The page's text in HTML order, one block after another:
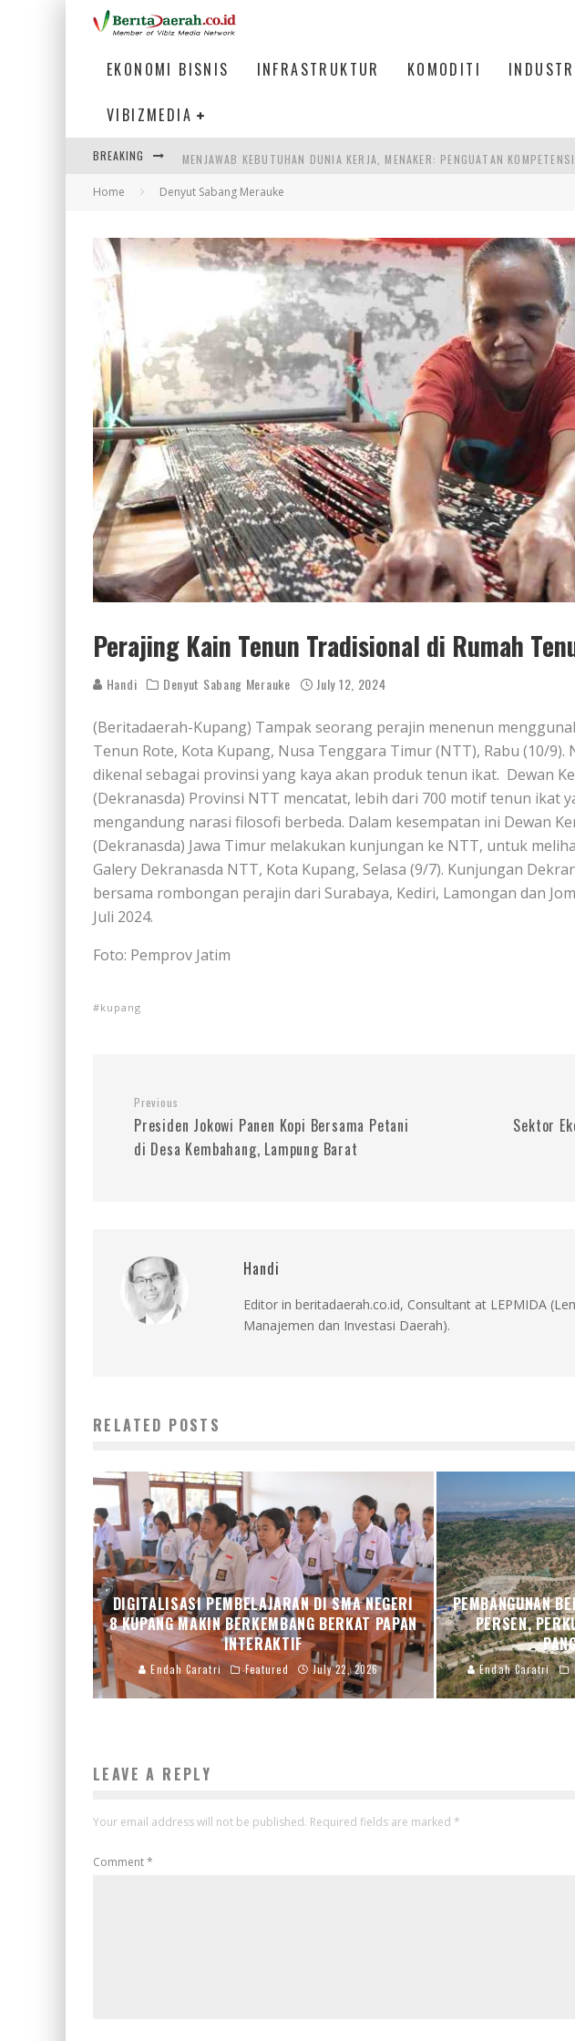
EKONOMI BISNIS INFRASTRUKTUR KOMODITI
VIBIZMEDIA
BREAKING MENJAWAB KEBUTUHAN DUNIA KERJA, MENAKER: PENGUATAN
PENUMPANG MENGAMBIL BAGASI DI BANDARA SULTAN MAHMUD
SUMATERA SEBAGAI MOTOR UTAMA INDUSTRI KEHUTANAN INDONESIA
Home Denyut Sabang Merauke
Perajing Kain Tenun Tradisional di Rumah
Handi Denyut Sabang Merauke July 12, 2024
(Beritadaerah-Kupang) Tampak seorang perajin menenun
Tenun Rote, Kota Kupang, Nusa Tenggara Timur (NTT), Rabu (10/
dikenal sebagai provinsi yang kaya akan produk tenun ikat. Dewan
(Dekranasda) Provinsi NTT mencatat, lebih dari 700 motif tenun ikat
mengandung narasi filosofi berbeda. Dalam kesempatan ini Dewan
(Dekranasda) Jawa Timur melakukan kunjungan ke NTT, untuk
Galery Dekranasda NTT, Kota Kupang, Selasa (9/7). Kunjungan
bersama rombongan perajin dari Surabaya, Kediri, Lamongan dan
Juli 2024.
Foto: Pemprov Jatim
kupang
Previous
Presiden Jokowi Panen Kopi Bersama Petani
di Desa Kembahang, Lampung Barat
Sektor
Handi
Editor in beritadaerah.co.id, Consultant at LEPMIDA
Manajemen dan Investasi Daerah).
RELATED POSTS
DIGITALISASI PEMBELAJARAN DI SMA NEGERI
8 KUPANG MAKIN BERKEMBANG BERKAT PAPAN
INTERAKTIF
Endah Caratri Featured July 22, 2026
PEMBANGUNAN
PERSEN,
Endah Caratri
LEAVE A REPLY
Your email address will not be published. Required fields are marked *
Comment*